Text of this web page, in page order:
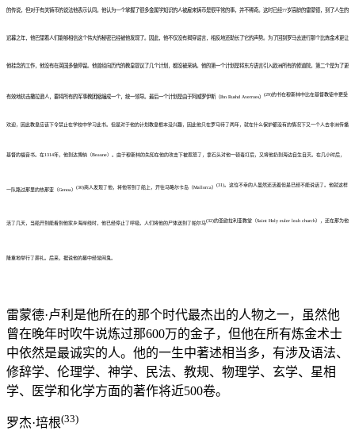
的传说，但对于有关铸币的说法他表示认同。他认为一个掌握了很多金属学知识的人被雇来铸币是很平常的事，并不稀奇。这时已经77岁高龄的雷蒙德，到了人生的
迟暮之年，他巴望着人们能够相信这个伟大的秘密已经被他发现了。因此，他不仅没有揭穿谣言，相反地还助长了它的声势。为了回到罗马去进行那个比炼金术更让
他挂念的工作，他没有在英国多做停留。他曾经向历代的教皇提议了几个计划，都没被采纳。他的第一个计划是将东方语言引入欧洲所有的修道院。第二个是为了更
有效地抗击撒拉逊人，要将所有的军事教团缩编成一个，统一领导。最后一个计划是由于阿威罗伊斯（Ibn Rushd Averroes） (29)的书在穆斯林中比在基督教徒中更受
欢迎，因此教皇应该下令禁止在学校中学习此书。但是对于他的计划教皇根本没兴趣，因此他只在罗马待了两年，就在什么保护都没有的情况下又一个人去非洲传播
基督的福音书。在1314年，他到达博纳（Beaune）。由于穆斯林的先知在他的攻击下被惹怒了，拿石头对他一顿毒打后，又将他扔到海边自生自灭。在几小时后，
一队路过那里的热那亚（Genoa） (30)商人发现了他，将他带到了船上，开往马略尔卡岛（Mallorca） (31)。这位不幸的人虽然还活着但是已经不能说话了。他就这样
活了几天，当船开到能看到他家乡海岸线时，他已经停止了呼吸。人们将他的尸体送到了帕尔马(32)的圣欧拉利亚教堂（Saint Holy euler leah church），还在那为他
隆重地举行了葬礼。后来，据说他的墓中经常闹鬼。
雷蒙德·卢利是他所在的那个时代最杰出的人物之一，虽然他
曾在晚年时吹牛说炼过那600万的金子，但他在所有炼金术士
中依然是最诚实的人。他的一生中著述相当多，有涉及语法、
修辞学、伦理学、神学、民法、教规、物理学、玄学、星相
学、医学和化学方面的著作将近500卷。
罗杰·培根(33)